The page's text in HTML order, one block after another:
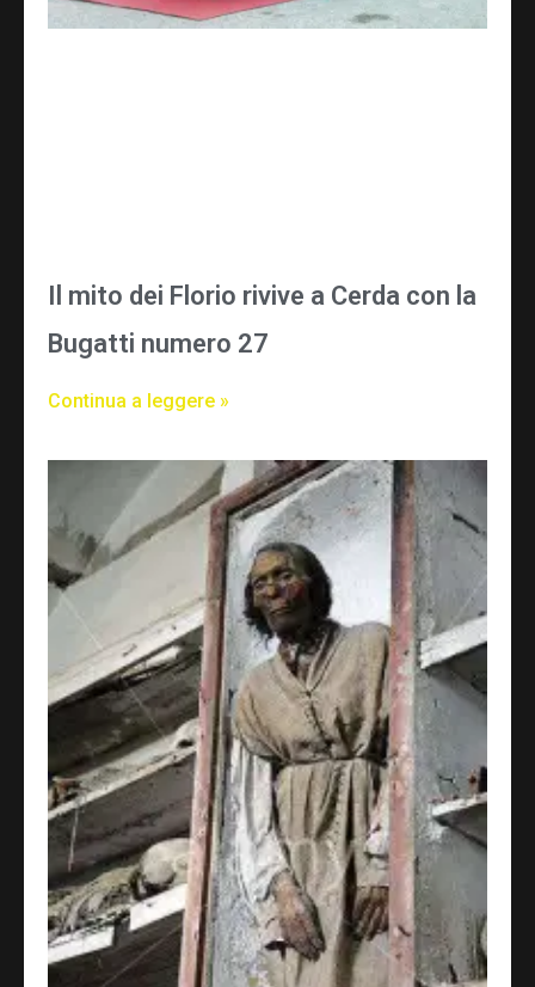
Il mito dei Florio rivive a Cerda con la
Bugatti numero 27
Continua a leggere »